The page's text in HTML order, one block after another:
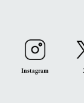
Instagram